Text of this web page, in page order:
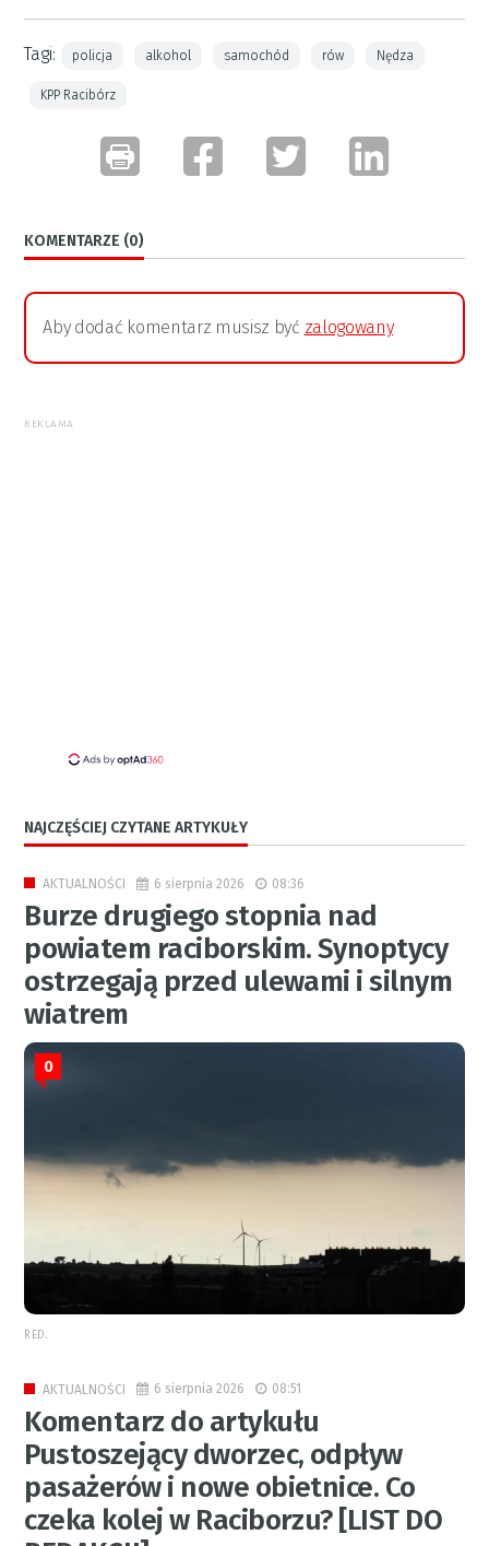
Tagi: policja alkohol samochód rów Nędza
KPP Racibórz
KOMENTARZE (0)
Aby dodać komentarz musisz być zalogowany
REKLAMA
NAJCZĘŚCIEJ CZYTANE ARTYKUŁY
AKTUALNOŚCI 6 sierpnia 2026 08:36
Burze drugiego stopnia nad
powiatem raciborskim. Synoptycy
ostrzegają przed ulewami i silnym
wiatrem
0
RED.
AKTUALNOŚCI 6 sierpnia 2026 08:51
Komentarz do artykułu
Pustoszejący dworzec, odpływ
pasażerów i nowe obietnice. Co
czeka kolej w Raciborzu? [LIST DO